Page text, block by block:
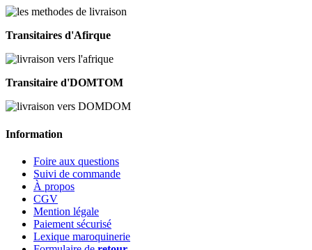
Transitaires d'Afirque
Transitaire d'DOMTOM
Information
Foire aux questions
Suivi de commande
À propos
CGV
Mention légale
Paiement sécurisé
Lexique maroquinerie